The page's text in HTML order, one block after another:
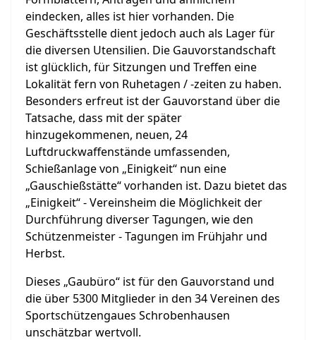
eindecken, alles ist hier vorhanden. Die
Geschäftsstelle dient jedoch auch als Lager für
die diversen Utensilien. Die Gauvorstandschaft
ist glücklich, für Sitzungen und Treffen eine
Lokalität fern von Ruhetagen / -zeiten zu haben.
Besonders erfreut ist der Gauvorstand über die
Tatsache, dass mit der später
hinzugekommenen, neuen, 24
Luftdruckwaffenstände umfassenden,
Schießanlage von „Einigkeit“ nun eine
„Gauschießstätte“ vorhanden ist. Dazu bietet das
„Einigkeit“ - Vereinsheim die Möglichkeit der
Durchführung diverser Tagungen, wie den
Schützenmeister - Tagungen im Frühjahr und
Herbst.
Dieses „Gaubüro“ ist für den Gauvorstand und
die über 5300 Mitglieder in den 34 Vereinen des
Sportschützengaues Schrobenhausen
unschätzbar wertvoll.